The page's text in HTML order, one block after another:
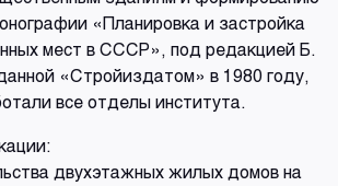
«Планировка и застройка
мест в СССР», под редакцией Б.
«Стройиздатом» в 1980 году,
все отделы института.
двухэтажных жилых домов на